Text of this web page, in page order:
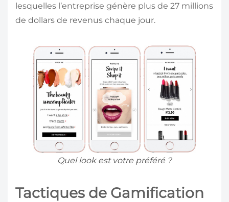
lesquelles l’entreprise génère plus de 27 millions
de dollars de revenus chaque jour.
Quel look est votre préféré ?
Tactiques de Gamification